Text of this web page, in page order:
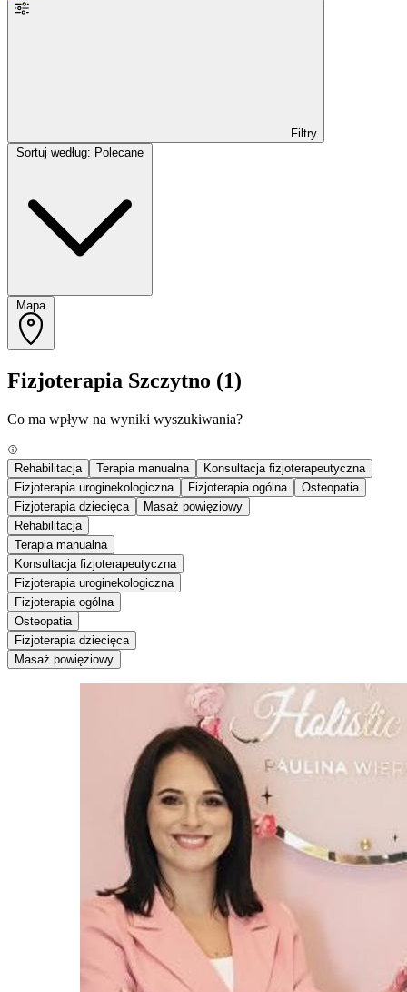
Filtry
Mapa
Fizjoterapia Szczytno (1)
Co ma wpływ na wyniki wyszukiwania?
Rehabilitacja Terapia manualna
Konsultacja fizjoterapeutyczna
Fizjoterapia uroginekologiczna
Fizjoterapia ogólna
Osteopatia
Fizjoterapia dziecięca
Masaż powięziowy
Rehabilitacja
Terapia manualna
Konsultacja fizjoterapeutyczna
Fizjoterapia uroginekologiczna
Fizjoterapia ogólna
Osteopatia
Fizjoterapia dziecięca
Masaż powięziowy